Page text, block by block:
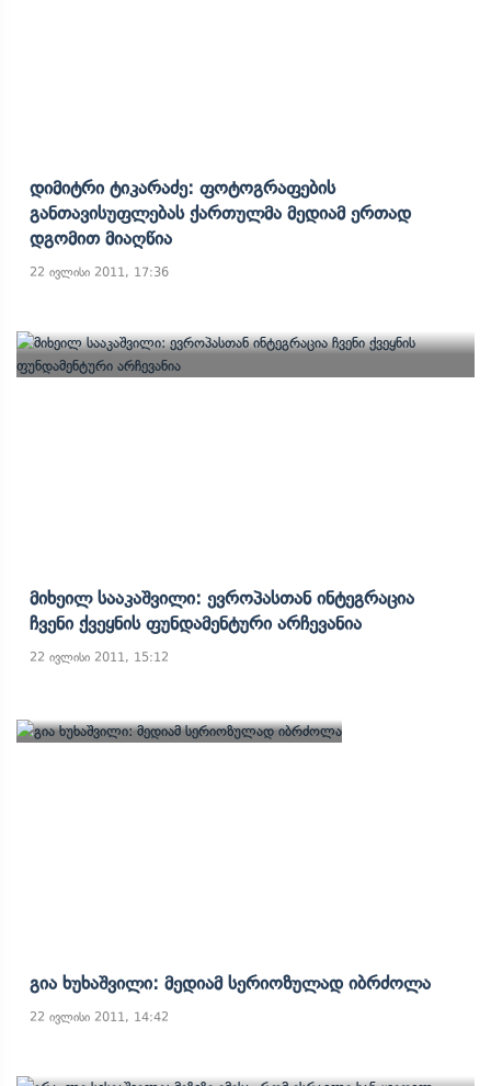
Დიმიტრი Ტიკარაძე: Ფოტოგრაფების
Განთავისუფლებას Ქართულმა Მედიამ Ერთად
Დგომით Მიაღწია
22 ივლისი 2011, 17:36
Მიხეილ Სააკაშვილი: Ევროპასთან Ინტეგრაცია
Ჩვენი Ქვეყნის Ფუნდამენტური Არჩევანია
22 ივლისი 2011, 15:12
Გია Ხუხაშვილი: Მედიამ Სერიოზულად Იბრძოლა
22 ივლისი 2011, 14:42